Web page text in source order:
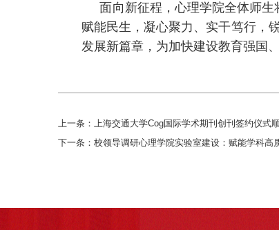
面向新征程，心理学院全体师
赋能民生，凝心聚力、实干笃行，
发展新篇章，为加快建设教育强国
上一条：
上海交通大学Cog国际学术期刊创刊签约仪式
下一条： 校领导调研心理学院实验室建设：赋能学科高